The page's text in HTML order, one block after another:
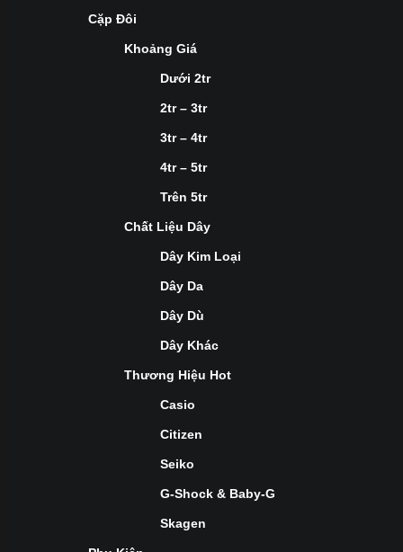
Cặp Đôi
Khoảng Giá
Dưới 2tr
2tr – 3tr
3tr – 4tr
4tr – 5tr
Trên 5tr
Chất Liệu Dây
Dây Kim Loại
Dây Da
Dây Dù
Dây Khác
Thương Hiệu Hot
Casio
Citizen
Seiko
G-Shock & Baby-G
Skagen